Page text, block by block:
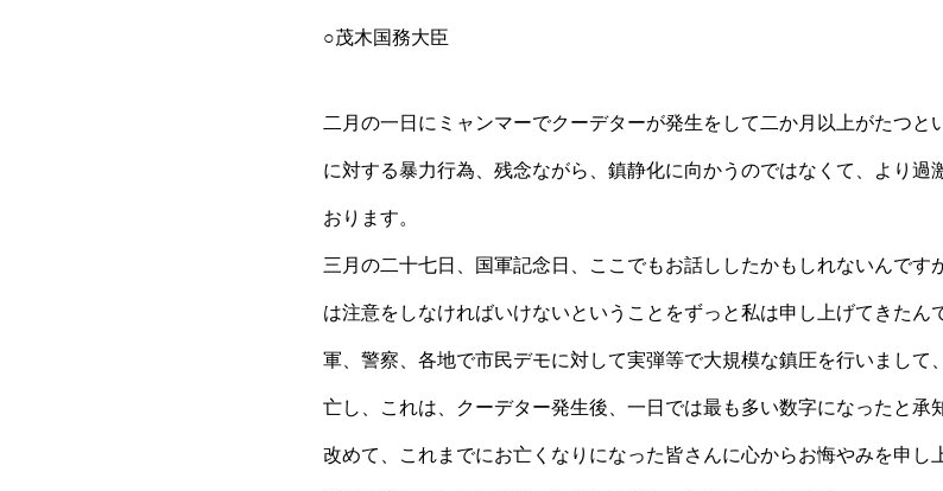
○茂木国務大臣
二月の一日にミャンマーでクーデターが発生をして二か月以上がたつと
に対する暴力行為、残念ながら、鎮静化に向かうのではなくて、より過
おります。
三月の二十七日、国軍記念日、ここでもお話ししたかもしれないんです
は注意をしなければいけないということをずっと私は申し上げてきたん
軍、警察、各地で市民デモに対して実弾等で大規模な鎮圧を行いまして
亡し、これは、クーデター発生後、一日では最も多い数字になったと承
改めて、これまでにお亡くなりになった皆さんに心からお悔やみを申し